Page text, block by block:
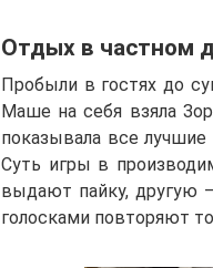
Отдых в частном
Пробыли в гостях до
Маше на себя взяла
показывала все
Суть игры в
выдают пайку, другую
голосками повторяют